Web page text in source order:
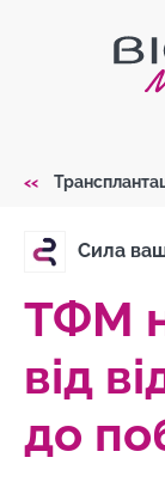
Breadcrumb
Сила
ТФМ
від
до